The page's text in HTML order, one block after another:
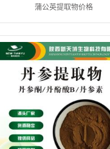
蒲公英提取物价格